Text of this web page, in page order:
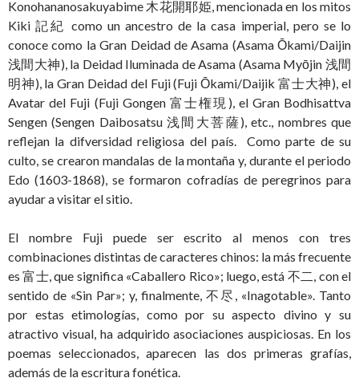
Konohananosakuyabime 木花開耶姫, mencionada en los mitos
Kiki 記紀 como un ancestro de la casa imperial, pero se lo
conoce como la Gran Deidad de Asama (Asama Ōkami/Daijin
浅間大神), la Deidad Iluminada de Asama (Asama Myōjin 浅間
明神), la Gran Deidad del Fuji (Fuji Ōkami/Daijik 富士大神), el
Avatar del Fuji (Fuji Gongen 富士権現), el Gran Bodhisattva
Sengen (Sengen Daibosatsu 浅間大菩薩), etc., nombres que
reflejan la difversidad religiosa del país. Como parte de su
culto, se crearon mandalas de la montaña y, durante el periodo
Edo (1603-1868), se formaron cofradías de peregrinos para
ayudar a visitar el sitio.
El nombre Fuji puede ser escrito al menos con tres
combinaciones distintas de caracteres chinos: la más frecuente
es 富士, que significa «Caballero Rico»; luego, está 不二, con el
sentido de «Sin Par»; y, finalmente, 不尽, «Inagotable». Tanto
por estas etimologías, como por su aspecto divino y su
atractivo visual, ha adquirido asociaciones auspiciosas. En los
poemas seleccionados, aparecen las dos primeras grafías,
además de la escritura fonética.